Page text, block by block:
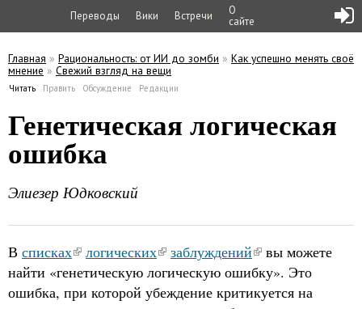
Переводы Вики Встречи
О
сайте
Вы здесь
Главная » Рациональность: от ИИ до зомби » Как успешно менять своё
мнение » Свежий взгляд на вещи
Читать (активная вкладка)
Править Обсуждение Редакции
Генетическая логическая
ошибка
Элиезер Юдковский
В списках логических заблуждений
вы можете
найти «генетическую логическую ошибку». Это
ошибка, при которой убеждение критикуется на